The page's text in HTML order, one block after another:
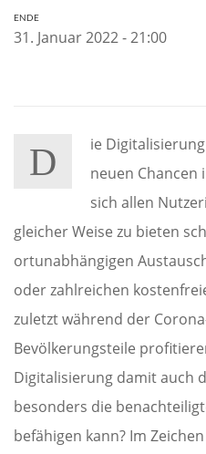
ENDE
31. Januar 2022 - 21:00
D
ie
neuen Chancen
sich allen
gleicher Weise zu bieten
ortunabhängigen
oder zahlreichen
zuletzt während der
Bevölkerungsteile
Digitalisierung damit auch
besonders die
befähigen kann? Im